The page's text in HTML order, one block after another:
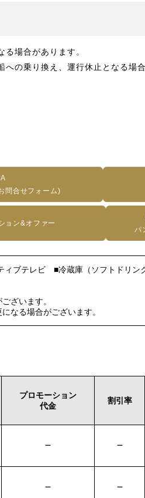
場合があります。
の乗り換え、運行休止となる場合
問合せフォーム)
ョン&オファー
パ
テレビ ■冷蔵庫（ソフトドリン
ざいます。
なる場合がございます。
プロモーション
代金
割引率
－ －
－ －